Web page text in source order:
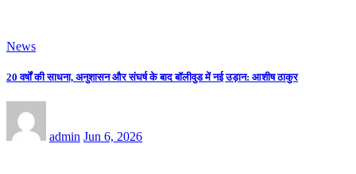
News
20 वर्षों की साधना, अनुशासन और संघर्ष के बाद बॉलीवुड में नई उड़ान: आशीष ठाकुर
admin Jun 6, 2026